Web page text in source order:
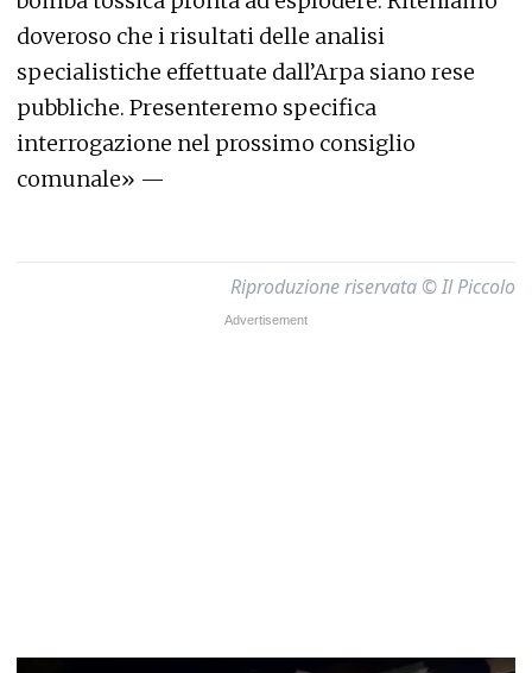
doveroso che i risultati delle analisi
specialistiche effettuate dall’Arpa siano rese
pubbliche. Presenteremo specifica
interrogazione nel prossimo consiglio
comunale» —
Riproduzione riservata © Il Piccolo